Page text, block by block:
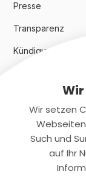
Presse
Transparenz
Kündigungsindex
Rechtliches
Datenschutz
Wir setzen
Such und
auf Ihr